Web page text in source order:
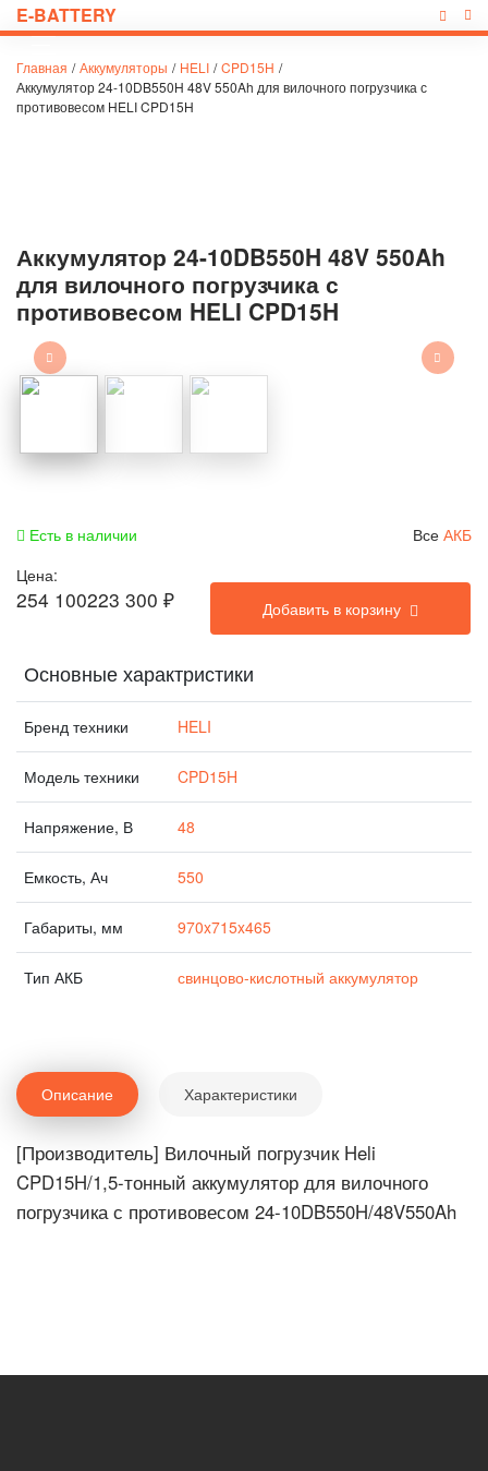
E-BATTERY
Главная / Аккумуляторы / HELI / CPD15H /
Аккумулятор 24-10DB550H 48V 550Ah для вилочного погрузчика с
противовесом HELI CPD15H
Аккумулятор 24-10DB550H 48V 550Ah
для вилочного погрузчика с
противовесом HELI CPD15H
Есть в наличии Все АКБ
Цена:
254 100223 300 ₽ Добавить в корзину
Основные характристики
Бренд техники HELI
Модель техники CPD15H
Напряжение, В 48
Емкость, Ач 550
Габариты, мм 970x715x465
Тип АКБ свинцово-кислотный аккумулятор
Описание Характеристики
[Производитель] Вилочный погрузчик Heli
CPD15H/1,5-тонный аккумулятор для вилочного
погрузчика с противовесом 24-10DB550H/48V550Ah